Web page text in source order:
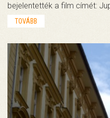
bejelentették a film címét:
TOVÁBB